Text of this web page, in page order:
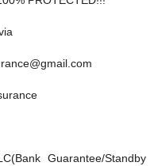
Guarantee/Standby